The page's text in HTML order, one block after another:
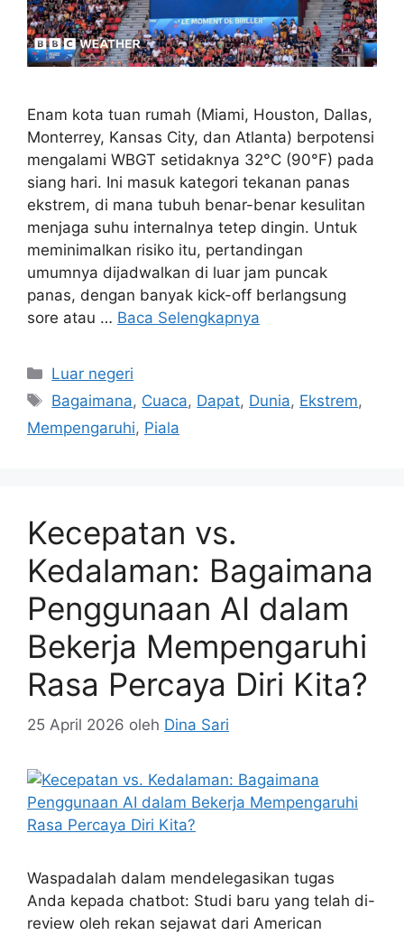
Enam kota tuan rumah (Miami, Houston, Dallas,
Monterrey, Kansas City, dan Atlanta) berpotensi
mengalami WBGT setidaknya 32°C (90°F) pada
siang hari. Ini masuk kategori tekanan panas
ekstrem, di mana tubuh benar-benar kesulitan
menjaga suhu internalnya tetep dingin. Untuk
meminimalkan risiko itu, pertandingan
umumnya dijadwalkan di luar jam puncak
panas, dengan banyak kick-off berlangsung
sore atau … Baca Selengkapnya
Kategori
Luar negeri
Tag
Bagaimana, Cuaca, Dapat, Dunia, Ekstrem,
Mempengaruhi, Piala
Kecepatan vs.
Kedalaman: Bagaimana
Penggunaan AI dalam
Bekerja Mempengaruhi
Rasa Percaya Diri Kita?
25 April 2026 oleh Dina Sari
Waspadalah dalam mendelegasikan tugas
Anda kepada chatbot: Studi baru yang telah di-
review oleh rekan sejawat dari American